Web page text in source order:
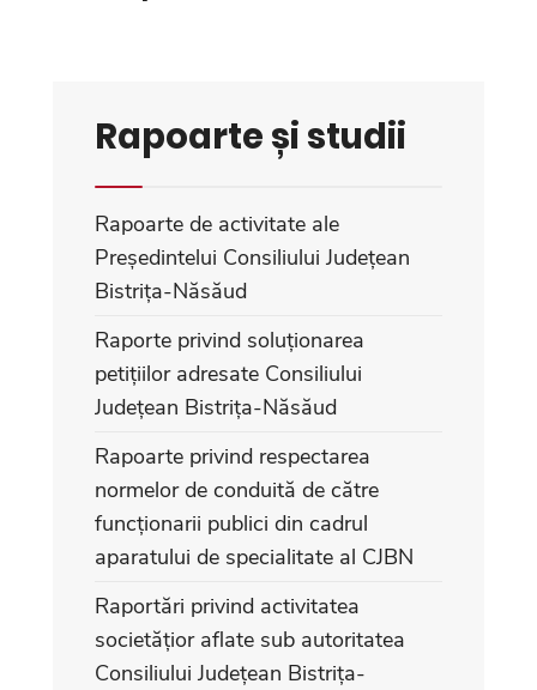
Rapoarte și studii
Rapoarte de activitate ale
Președintelui Consiliului Județean
Bistrița-Năsăud
Raporte privind soluționarea
petițiilor adresate Consiliului
Județean Bistrița-Năsăud
Rapoarte privind respectarea
normelor de conduită de către
funcționarii publici din cadrul
aparatului de specialitate al CJBN
Raportări privind activitatea
societățior aflate sub autoritatea
Consiliului Județean Bistrița-